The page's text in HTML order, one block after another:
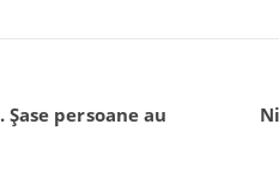
persoane au